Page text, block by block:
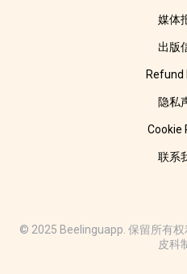
媒体
出版
Refund
隐私
Cookie
联系
© 2025 Beelinguapp. 保留所有
皮科